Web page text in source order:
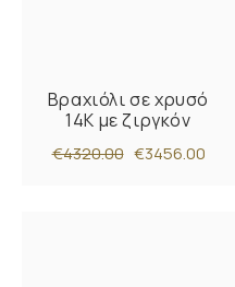
Βραχιόλι σε χρυσό
14Κ με ζιργκόν
€4320.00 €3456.00